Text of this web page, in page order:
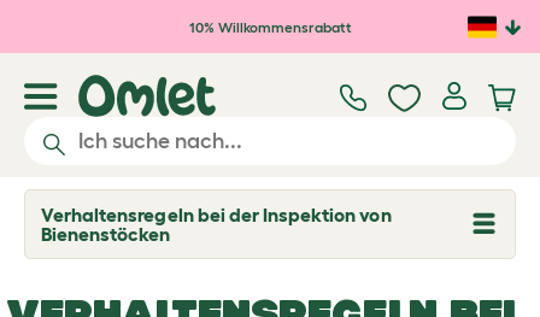
Zum Hauptinhalt springen
10% Willkommensrabatt
Verhaltensregeln bei der Inspektion von
Bienenstöcken
T